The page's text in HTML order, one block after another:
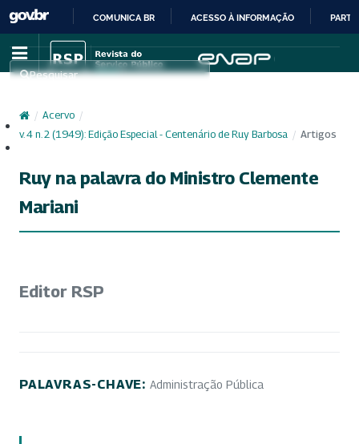
IR
PARA
COMUNICA BR ACESSO À INFORMAÇÃO
Pesquisar
/ Acervo /
v. 4 n. 2 (1949): Edição Especial - Centenário de Ruy Barbosa / Artigos
Ruy na palavra do Ministro Clemente
Mariani
Editor RSP
PALAVRAS-CHAVE: Administração Pública